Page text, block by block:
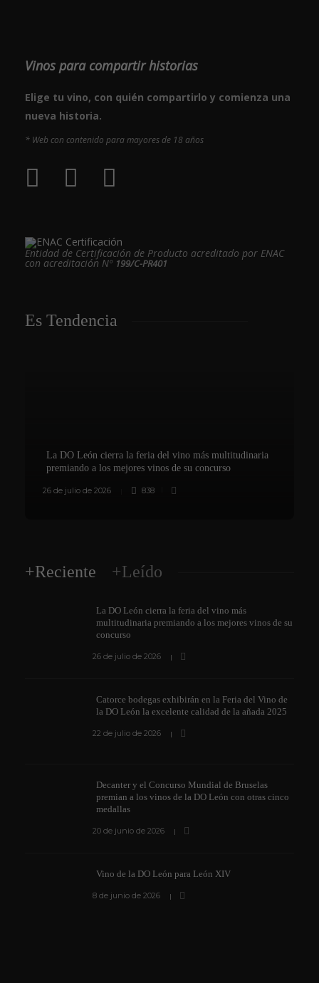
Vinos para compartir historias
Elige tu vino, con quién compartirlo y comienza una
nueva historia.
* Web con contenido para mayores de 18 años
Entidad de Certificación de Producto acreditado por ENAC
con acreditación Nº 199/C-PR401
Es Tendencia
La DO León cierra la feria del vino más multitudinaria
premiando a los mejores vinos de su concurso
26 de julio de 2026 838
+Reciente +Leído
La DO León cierra la feria del vino más
multitudinaria premiando a los mejores vinos de su
concurso
26 de julio de 2026
Catorce bodegas exhibirán en la Feria del Vino de
la DO León la excelente calidad de la añada 2025
22 de julio de 2026
Decanter y el Concurso Mundial de Bruselas
premian a los vinos de la DO León con otras cinco
medallas
20 de junio de 2026
Vino de la DO León para León XIV
8 de junio de 2026